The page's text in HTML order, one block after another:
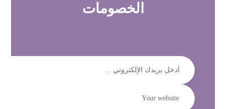
الخصومات